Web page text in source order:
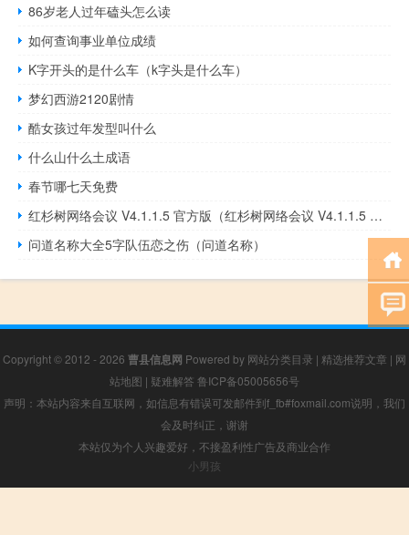
86岁老人过年磕头怎么读
如何查询事业单位成绩
K字开头的是什么车（k字头是什么车）
梦幻西游2120剧情
酷女孩过年发型叫什么
什么山什么土成语
春节哪七天免费
红杉树网络会议 V4.1.1.5 官方版（红杉树网络会议 V4.1.1.5 官方版功能简介）
问道名称大全5字队伍恋之伤（问道名称）
Copyright © 2012 - 2026 曹县信息网 Powered by 网站分类目录 | 精选推荐文章 | 网
站地图 | 疑难解答 鲁ICP备05005656号
声明：本站内容来自互联网，如信息有错误可发邮件到f_fb#foxmail.com说明，我们
会及时纠正，谢谢
本站仅为个人兴趣爱好，不接盈利性广告及商业合作
小男孩